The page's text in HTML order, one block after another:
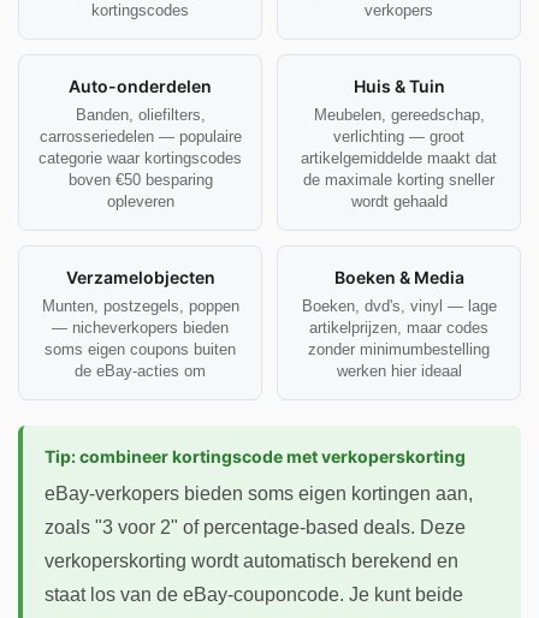
kortingscodes
verkopers
Auto-onderdelen
Banden, oliefilters,
carrosseriedelen — populaire
categorie waar kortingscodes
boven €50 besparing
opleveren
Huis & Tuin
Meubelen, gereedschap,
verlichting — groot
artikelgemiddelde maakt dat
de maximale korting sneller
wordt gehaald
Verzamelobjecten
Munten, postzegels, poppen
— nicheverkopers bieden
soms eigen coupons buiten
de eBay-acties om
Boeken & Media
Boeken, dvd's, vinyl — lage
artikelprijzen, maar codes
zonder minimumbestelling
werken hier ideaal
Tip: combineer kortingscode met verkoperskorting
eBay-verkopers bieden soms eigen kortingen aan,
zoals "3 voor 2" of percentage-based deals. Deze
verkoperskorting wordt automatisch berekend en
staat los van de eBay-couponcode. Je kunt beide